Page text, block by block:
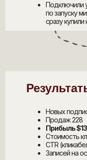
Новых
Продаж 228
Прибыль
Стоимость
CTR
Записей на
Подключили
по запуску
сразу купили